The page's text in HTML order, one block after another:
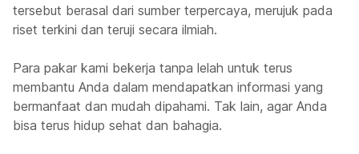
tersebut berasal dari sumber terpercaya, merujuk pada
riset terkini dan teruji secara ilmiah.
Para pakar kami bekerja tanpa lelah untuk terus
membantu Anda dalam mendapatkan informasi yang
bermanfaat dan mudah dipahami. Tak lain, agar Anda
bisa terus hidup sehat dan bahagia.